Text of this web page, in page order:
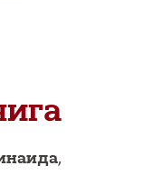
,